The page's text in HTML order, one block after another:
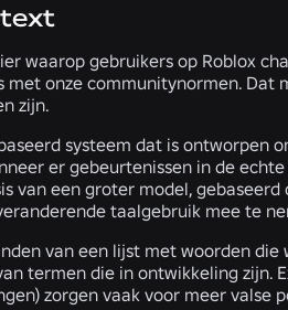
waarop gebruikers op Roblox
onze communitynormen. Dat
zijn.
systeem dat is ontworpen
er gebeurtenissen in de
van een groter model, gebaseerd
taalgebruik mee te
van een lijst met woorden die
termen die in ontwikkeling zijn.
zorgen vaak voor meer valse